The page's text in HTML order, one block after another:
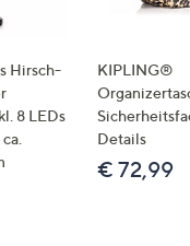
Hirsch-
8 LEDs
KIPLING®
Details
€ 72,99